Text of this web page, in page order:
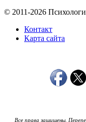
© 2011-2026
Контакт
Карта сайта
Все права защищены.